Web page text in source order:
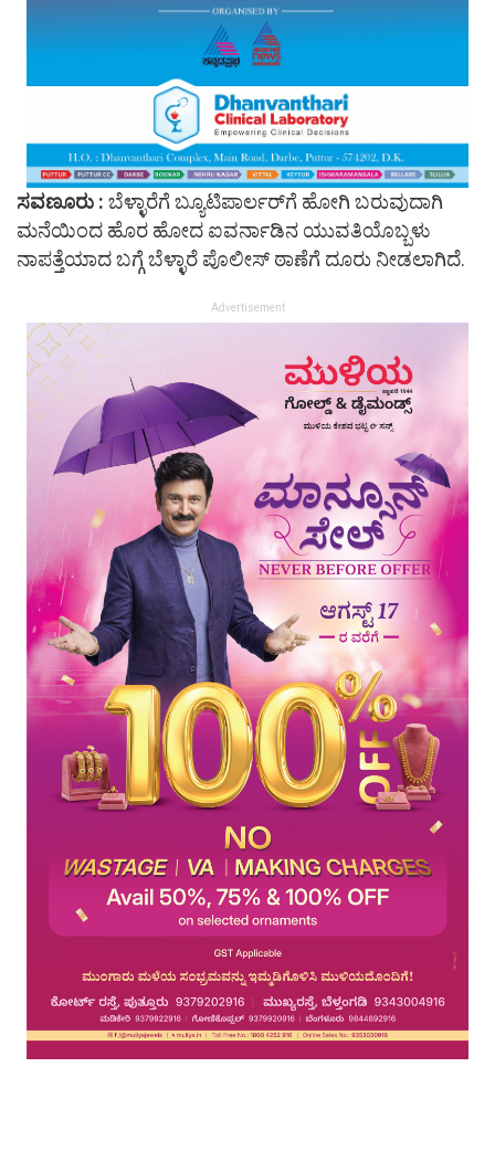
ಸವಣೂರು : ಬೆಳ್ಳಾರೆಗೆ ಬ್ಯೂಟಿಪಾರ್ಲರ್‌ಗೆ ಹೋಗಿ ಬರುವುದಾಗಿ
ಮನೆಯಿಂದ ಹೊರ ಹೋದ ಐವರ್ನಾಡಿನ ಯುವತಿಯೊಬ್ಬಳು
ನಾಪತ್ತೆಯಾದ ಬಗ್ಗೆ ಬೆಳ್ಳಾರೆ ಪೊಲೀಸ್ ಠಾಣೆಗೆ ದೂರು ನೀಡಲಾಗಿದೆ.
Advertisement